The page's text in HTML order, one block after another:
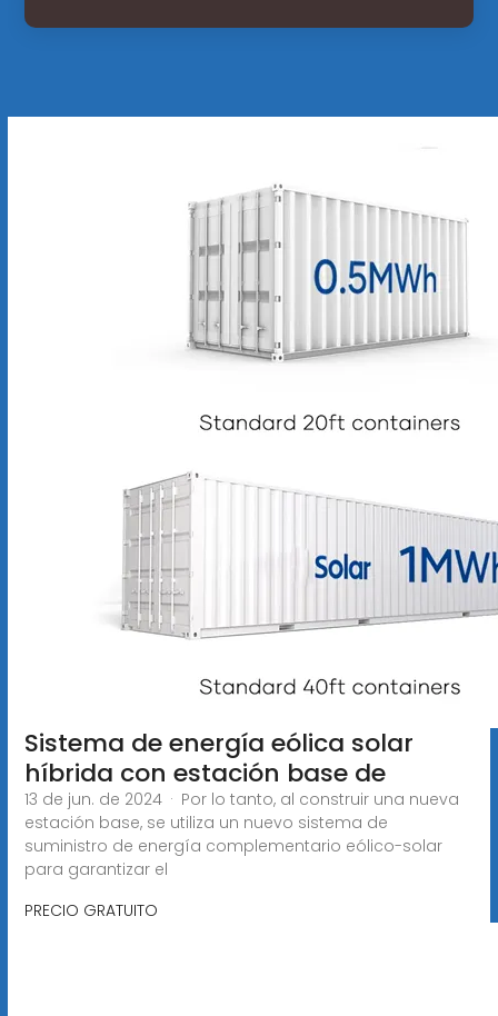
Sistema de energía eólica solar
híbrida con estación base de
13 de jun. de 2024 · Por lo tanto, al construir una nueva
estación base, se utiliza un nuevo sistema de
suministro de energía complementario eólico-solar
para garantizar el
PRECIO GRATUITO